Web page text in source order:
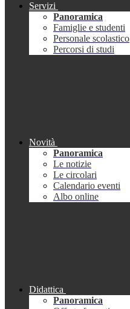
Servizi
Panoramica
Famiglie e studenti
Personale scolastico
Percorsi di studi
Novità
Panoramica
Le notizie
Le circolari
Calendario eventi
Albo online
Didattica
Panoramica